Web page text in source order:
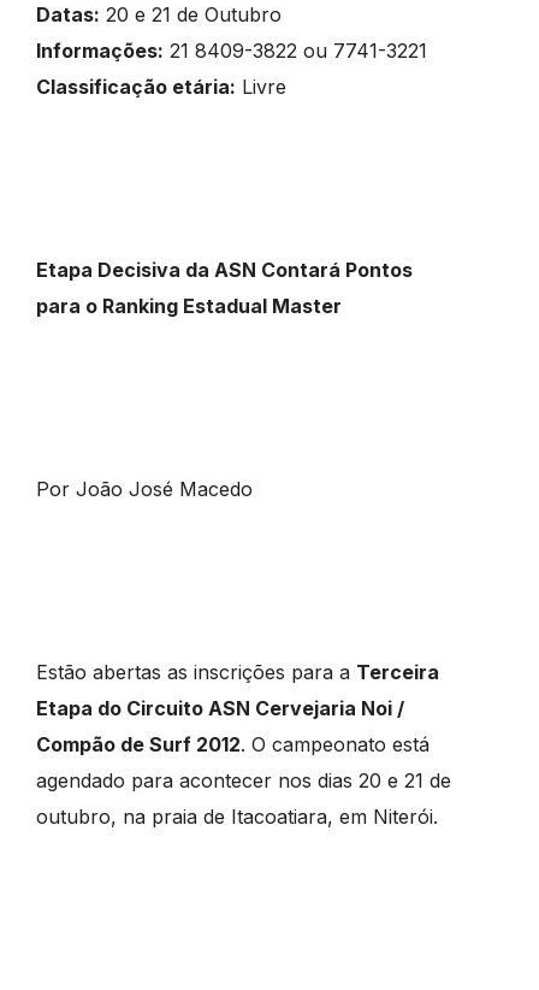
Datas: 20 e 21 de Outubro
Informações: 21 8409-3822 ou 7741-3221
Classificação etária: Livre
Etapa Decisiva da ASN Contará Pontos
para o Ranking Estadual Master
Por João José Macedo
Estão abertas as inscrições para a Terceira
Etapa do Circuito ASN Cervejaria Noi /
Compão de Surf 2012. O campeonato está
agendado para acontecer nos dias 20 e 21 de
outubro, na praia de Itacoatiara, em Niterói.